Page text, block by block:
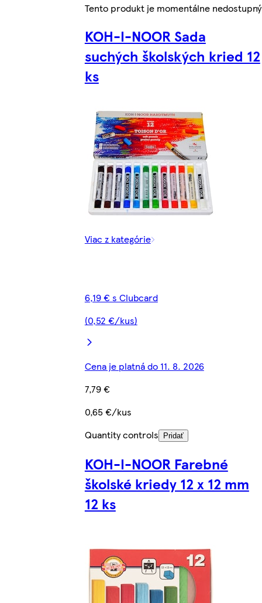
Tento produkt je momentálne nedostupný
KOH-I-NOOR Sada
suchých školských kried 12
ks
Viac z kategórie
6,19 € s Clubcard
(0,52 €/kus)
Cena je platná do 11. 8. 2026
7,79 €
0,65 €/kus
Quantity controls
Pridať
KOH-I-NOOR Farebné
školské kriedy 12 x 12 mm
12 ks